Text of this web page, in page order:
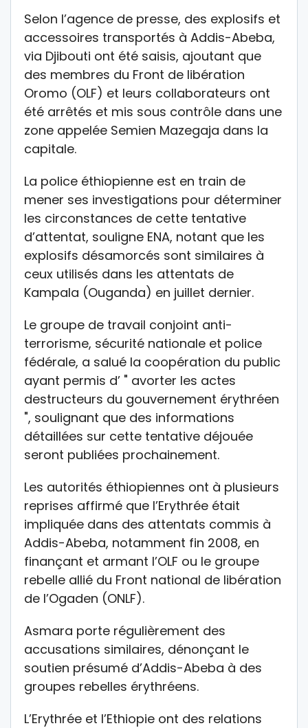
Selon l’agence de presse, des explosifs et
accessoires transportés à Addis-Abeba,
via Djibouti ont été saisis, ajoutant que
des membres du Front de libération
Oromo (OLF) et leurs collaborateurs ont
été arrêtés et mis sous contrôle dans une
zone appelée Semien Mazegaja dans la
capitale.
La police éthiopienne est en train de
mener ses investigations pour déterminer
les circonstances de cette tentative
d’attentat, souligne ENA, notant que les
explosifs désamorcés sont similaires à
ceux utilisés dans les attentats de
Kampala (Ouganda) en juillet dernier.
Le groupe de travail conjoint anti-
terrorisme, sécurité nationale et police
fédérale, a salué la coopération du public
ayant permis d’ " avorter les actes
destructeurs du gouvernement érythréen
", soulignant que des informations
détaillées sur cette tentative déjouée
seront publiées prochainement.
Les autorités éthiopiennes ont à plusieurs
reprises affirmé que l’Erythrée était
impliquée dans des attentats commis à
Addis-Abeba, notamment fin 2008, en
finançant et armant l’OLF ou le groupe
rebelle allié du Front national de libération
de l’Ogaden (ONLF).
Asmara porte régulièrement des
accusations similaires, dénonçant le
soutien présumé d’Addis-Abeba à des
groupes rebelles érythréens.
L’Erythrée et l’Ethiopie ont des relations